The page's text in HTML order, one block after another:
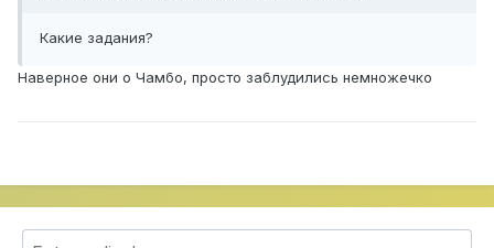
Какие задания?
Наверное они о Чамбо, просто заблудились немножечко